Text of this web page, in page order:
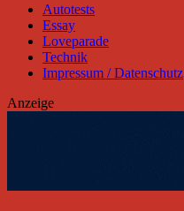
Autotests
Essay
Loveparade
Technik
Impressum / Datenschutz
Anzeige